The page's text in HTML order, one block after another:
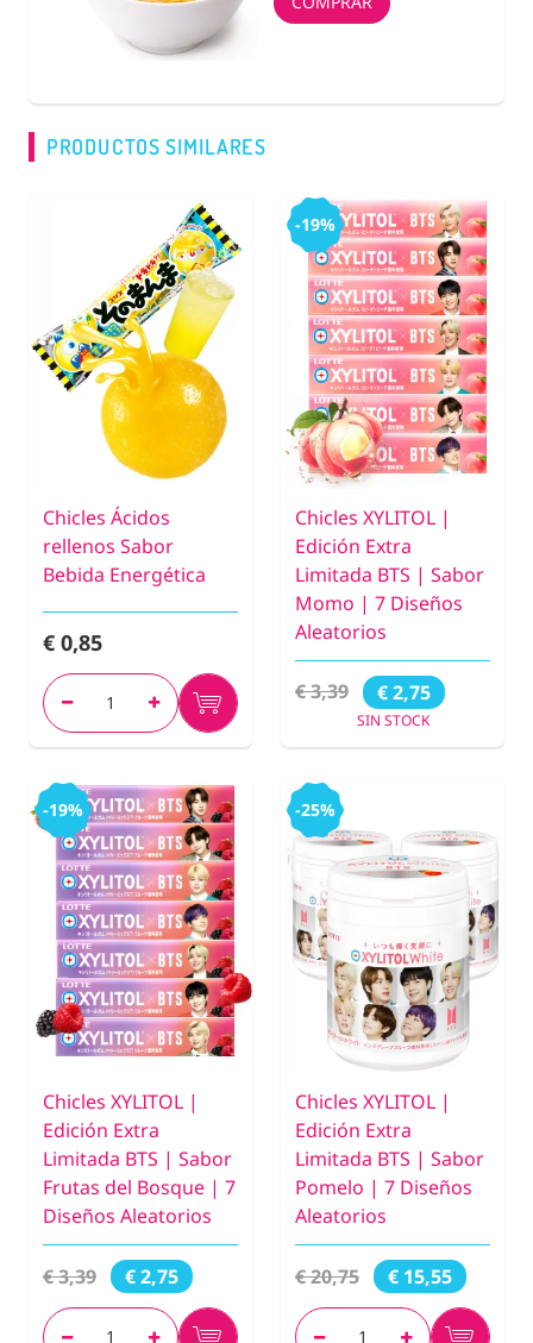
PRODUCTOS SIMILARES
Chicles Ácidos
rellenos Sabor
Bebida Energética
€ 0,85
-19%
Chicles XYLITOL |
Edición Extra
Limitada BTS | Sabor
Momo | 7 Diseños
Aleatorios
€ 3,39 € 2,75
SIN STOCK
-19%
Chicles XYLITOL |
Edición Extra
Limitada BTS | Sabor
Frutas del Bosque | 7
Diseños Aleatorios
€ 3,39 € 2,75
-25%
Chicles XYLITOL |
Edición Extra
Limitada BTS | Sabor
Pomelo | 7 Diseños
Aleatorios
€ 20,75 € 15,55